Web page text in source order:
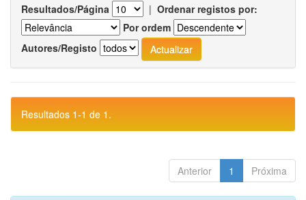
Resultados/Página | Ordenar registos por:
Por ordem
Autores/Registo
Resultados 1-1 de 1.
Anterior 1 Próxima